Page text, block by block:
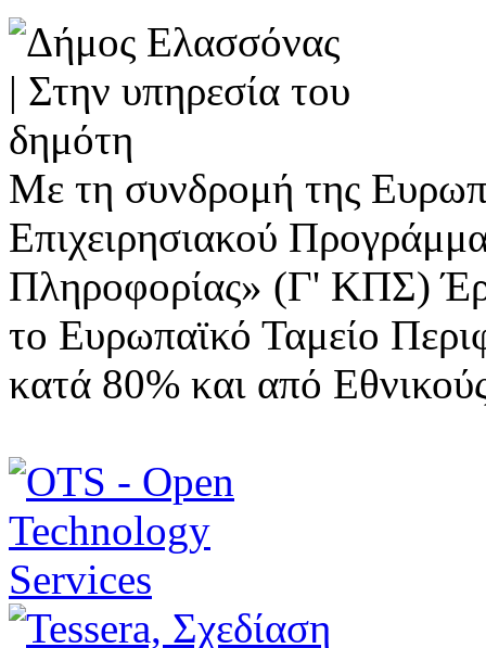
Με τη συνδρομή της
Επιχειρησιακού
Πληροφορίας» (Γ' ΚΠΣ)
το Ευρωπαϊκό Ταμείο
κατά 80% και από